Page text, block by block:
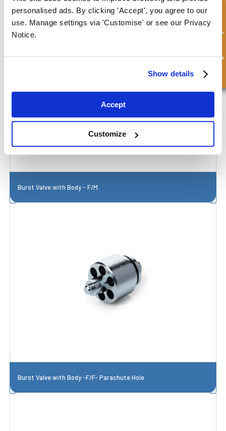
personalised ads. By clicking 'Accept', you agree to our
use. Manage settings via 'Customise' or see our Privacy
Notice.
Show details
Accept
Customize
Burst Valve with Body - F/M
Burst Valve with Body -F/F- Parachute Hole
Hurtigforespørsel